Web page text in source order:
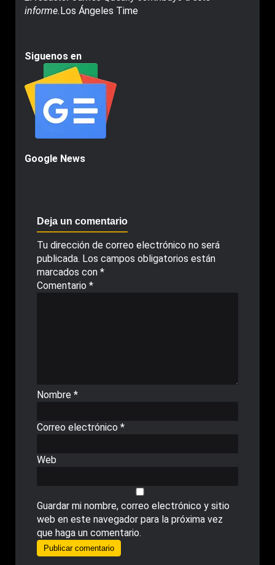
informe.Los Ángeles Time
Siguenos en
Google News
Deja un comentario
Tu dirección de correo electrónico no será
publicada. Los campos obligatorios están
marcados con *
Comentario *
Nombre *
Correo electrónico *
Web
Guardar mi nombre, correo electrónico y sitio
web en este navegador para la próxima vez
que haga un comentario.